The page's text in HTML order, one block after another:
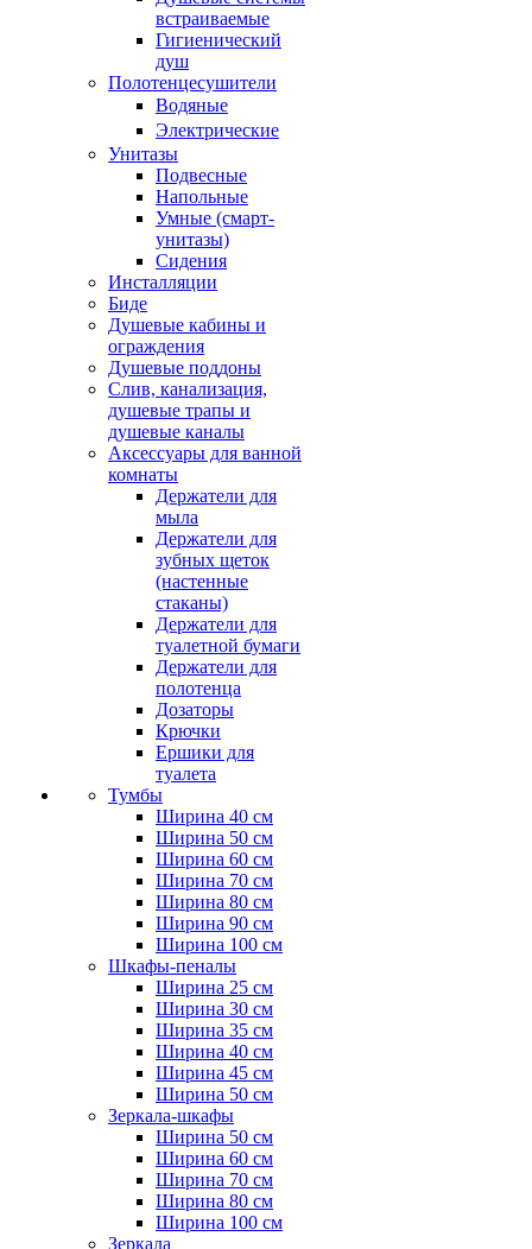
встраиваемые
Гигиенический
душ
Полотенцесушители
ㅤВодяные
ㅤЭлектрические
Унитазы
Подвесные
Напольные
Умные (смарт-
унитазы)
Сидения
Инсталляции
Биде
Душевые кабины и
ограждения
Душевые поддоны
Слив, канализация,
душевые трапы и
душевые каналы
Аксессуары для ванной
комнаты
Держатели для
мыла
Держатели для
зубных щеток
(настенные
стаканы)
Держатели для
туалетной бумаги
Держатели для
полотенца
Дозаторы
Крючки
Ершики для
туалета
Тумбы
Ширина 40 см
Ширина 50 см
Ширина 60 см
Ширина 70 см
Ширина 80 см
Ширина 90 см
Ширина 100 см
Шкафы-пеналы
Ширина 25 см
Ширина 30 см
Ширина 35 см
Ширина 40 см
Ширина 45 см
Ширина 50 см
Зеркала-шкафы
Ширина 50 см
Ширина 60 см
Ширина 70 см
Ширина 80 см
Ширина 100 см
Зеркала